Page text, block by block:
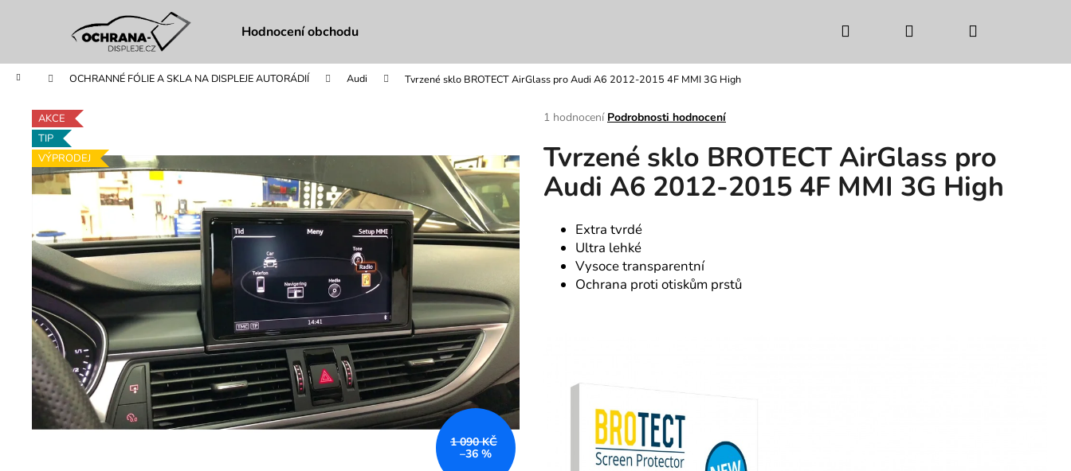
Hodnocení obchodu Přihlášení
Domů OCHRANNÉ FÓLIE A SKLA NA DISPLEJE AUTORÁDIÍ Audi Tvrzené sklo BROTECT AirGlass pro Audi A6 2012-2015 4F MMI 3G High
Průměrné
produktu
je
5,0
z
hvězdiček.
1 hodnocení Podrobnosti hodnocení
Tvrzené sklo BROTECT AirGlass pro
Audi A6 2012-2015 4F MMI 3G High
Extra tvrdé
Ultra lehké
Vysoce transparentní
Ochrana proti otiskům prstů
AKCE
TIP
VÝPRODEJ
1 090 KČ
–36 %
í
Zpět
do
obchodu
Zpět
do
obchodu
Co potřebujete najít?
HLEDAT
Doporučujeme
BROTECT ® MONTÁŽNÍ SADA PRO
CHRÁNIČE OBRAZOVKY
99 Kč
Původně:199 Kč
TVRZENÉ SKLO BROTECT AIRGLASS
PRO INFOTAINMENT BOLERO ŠKODA
OCTAVIA 2017-2020
690 Kč
Původně:990 Kč
KAROQ 2017-2023 8"
780 Kč
Původně: 1 190 Kč